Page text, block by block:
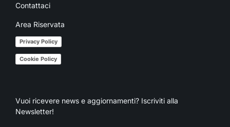
Contattaci
Area Riservata
Privacy Policy
Cookie Policy
Vuoi ricevere news e aggiornamenti? Iscriviti alla
Newsletter!